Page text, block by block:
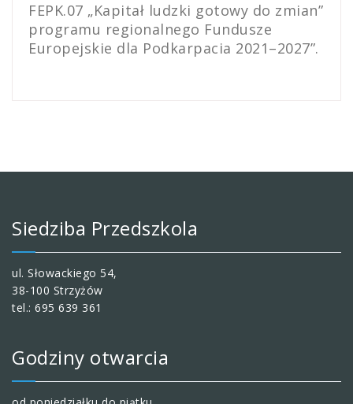
FEPK.07 „Kapitał ludzki gotowy do zmian”
programu regionalnego Fundusze
Europejskie dla Podkarpacia 2021–2027”.
Siedziba Przedszkola
ul. Słowackiego 54,
38-100 Strzyżów
tel.: 695 639 361
Godziny otwarcia